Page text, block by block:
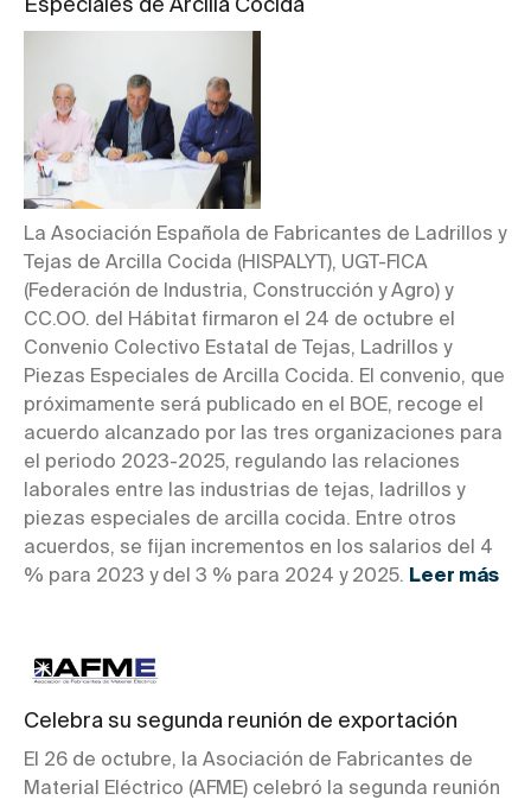
Especiales de Arcilla Cocida
La Asociación Española de Fabricantes de Ladrillos y
Tejas de Arcilla Cocida (HISPALYT), UGT-FICA
(Federación de Industria, Construcción y Agro) y
CC.OO. del Hábitat firmaron el 24 de octubre el
Convenio Colectivo Estatal de Tejas, Ladrillos y
Piezas Especiales de Arcilla Cocida. El convenio, que
próximamente será publicado en el BOE, recoge el
acuerdo alcanzado por las tres organizaciones para
el periodo 2023-2025, regulando las relaciones
laborales entre las industrias de tejas, ladrillos y
piezas especiales de arcilla cocida. Entre otros
acuerdos, se fijan incrementos en los salarios del 4
% para 2023 y del 3 % para 2024 y 2025. Leer más
Celebra su segunda reunión de exportación
El 26 de octubre, la Asociación de Fabricantes de
Material Eléctrico (AFME) celebró la segunda reunión